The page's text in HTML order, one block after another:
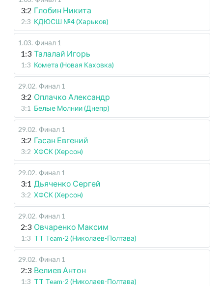
3:2 Глобин Никита
2:3 КДЮСШ №4 (Харьков)
1.03. Финал 1
1:3 Талалай Игорь
1:3 Комета (Новая Каховка)
29.02. Финал 1
3:2 Оплачко Александр
3:1 Белые Молнии (Днепр)
29.02. Финал 1
3:2 Гасан Евгений
3:2 ХФСК (Херсон)
29.02. Финал 1
3:1 Дьяченко Сергей
3:2 ХФСК (Херсон)
29.02. Финал 1
2:3 Овчаренко Максим
1:3 TT Team-2 (Николаев-Полтава)
29.02. Финал 1
2:3 Велиев Антон
1:3 TT Team-2 (Николаев-Полтава)